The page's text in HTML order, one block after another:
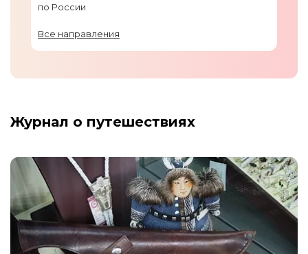
по России
Все направления
Журнал о путешествиях